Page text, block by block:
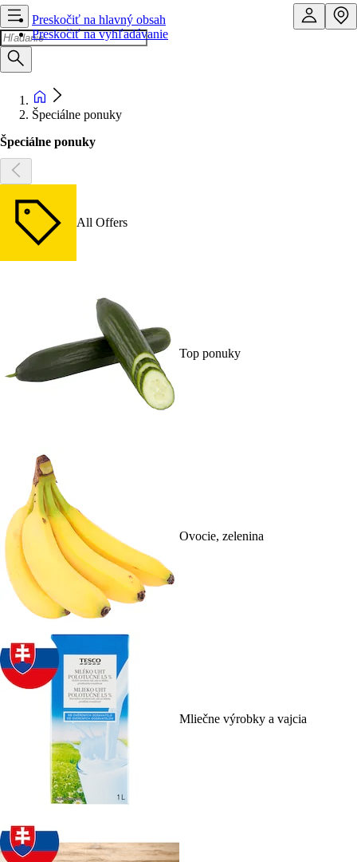
Preskočiť na hlavný obsah
Preskočiť na vyhľadávanie
Špeciálne ponuky
Špeciálne ponuky
All Offers
Top ponuky
Ovocie, zelenina
Mliečne výrobky a vajcia